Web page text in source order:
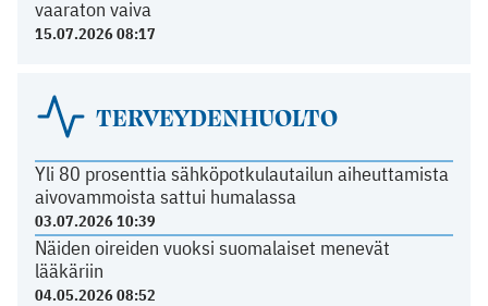
vaaraton vaiva
15.07.2026 08:17
TERVEYDENHUOLTO
Yli 80 prosenttia sähköpotkulautailun aiheuttamista
aivovammoista sattui humalassa
03.07.2026 10:39
Näiden oireiden vuoksi suomalaiset menevät
lääkäriin
04.05.2026 08:52